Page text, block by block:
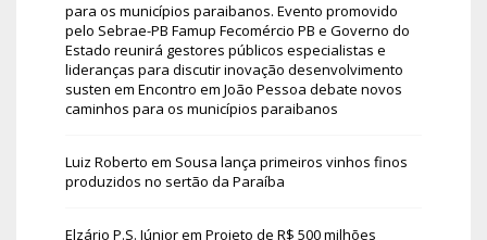
para os municípios paraibanos. Evento promovido
pelo Sebrae-PB Famup Fecomércio PB e Governo do
Estado reunirá gestores públicos especialistas e
lideranças para discutir inovação desenvolvimento
susten em Encontro em João Pessoa debate novos
caminhos para os municípios paraibanos
Luiz Roberto em Sousa lança primeiros vinhos finos
produzidos no sertão da Paraíba
Elzário P.S. Júniorem Projeto de R$ 500 milhões